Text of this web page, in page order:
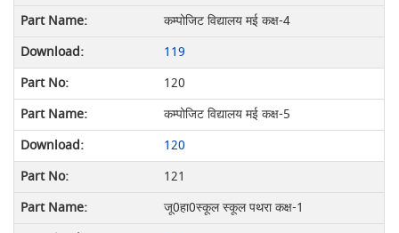
कम्पोजिट विद्यालय मई कक्ष-4
119
120
कम्पोजिट विद्यालय मई कक्ष-5
120
121
जू0हा0स्कूल स्कूल पथरा कक्ष-1